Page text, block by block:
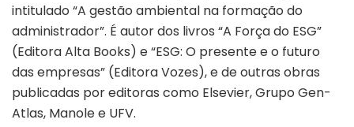
intitulado “A gestão ambiental na formação do
administrador”. É autor dos livros “A Força do ESG”
(Editora Alta Books) e “ESG: O presente e o futuro
das empresas” (Editora Vozes), e de outras obras
publicadas por editoras como Elsevier, Grupo Gen-
Atlas, Manole e UFV.